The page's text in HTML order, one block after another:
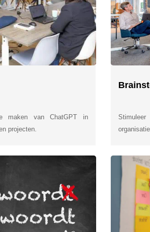
maken van ChatGPT in
projecten.